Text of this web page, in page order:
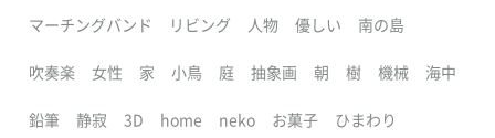
マーチングバンド リビング 人物 優しい 南の島
吹奏楽 女性 家 小鳥 庭 抽象画 朝 樹 機械 海中
鉛筆 静寂 3D home neko お菓子 ひまわり